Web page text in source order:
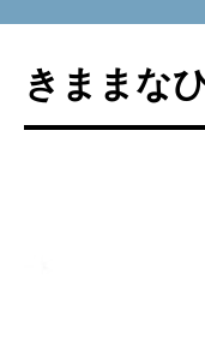
テ
ン
きままな